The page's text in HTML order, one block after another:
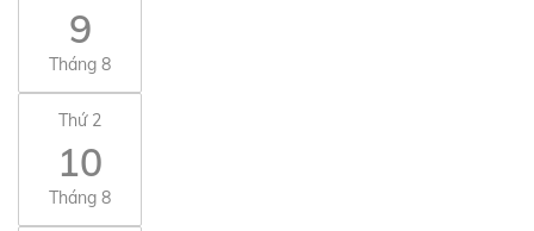
9
Tháng 8
Thứ 2
10
Tháng 8